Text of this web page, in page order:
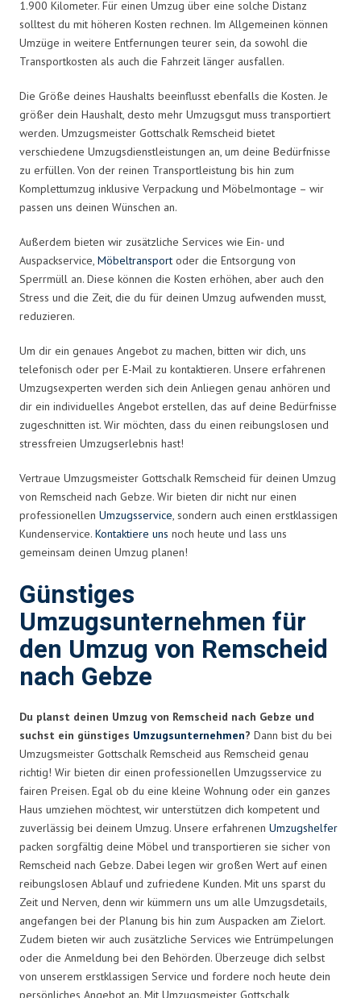
1.900 Kilometer. Für einen Umzug über eine solche Distanz
solltest du mit höheren Kosten rechnen. Im Allgemeinen können
Umzüge in weitere Entfernungen teurer sein, da sowohl die
Transportkosten als auch die Fahrzeit länger ausfallen.
Die Größe deines Haushalts beeinflusst ebenfalls die Kosten. Je
größer dein Haushalt, desto mehr Umzugsgut muss transportiert
werden. Umzugsmeister Gottschalk Remscheid bietet
verschiedene Umzugsdienstleistungen an, um deine Bedürfnisse
zu erfüllen. Von der reinen Transportleistung bis hin zum
Komplettumzug inklusive Verpackung und Möbelmontage – wir
passen uns deinen Wünschen an.
Außerdem bieten wir zusätzliche Services wie Ein- und
Auspackservice, Möbeltransport oder die Entsorgung von
Sperrmüll an. Diese können die Kosten erhöhen, aber auch den
Stress und die Zeit, die du für deinen Umzug aufwenden musst,
reduzieren.
Um dir ein genaues Angebot zu machen, bitten wir dich, uns
telefonisch oder per E-Mail zu kontaktieren. Unsere erfahrenen
Umzugsexperten werden sich dein Anliegen genau anhören und
dir ein individuelles Angebot erstellen, das auf deine Bedürfnisse
zugeschnitten ist. Wir möchten, dass du einen reibungslosen und
stressfreien Umzugserlebnis hast!
Vertraue Umzugsmeister Gottschalk Remscheid für deinen Umzug
von Remscheid nach Gebze. Wir bieten dir nicht nur einen
professionellen Umzugsservice, sondern auch einen erstklassigen
Kundenservice. Kontaktiere uns noch heute und lass uns
gemeinsam deinen Umzug planen!
Günstiges
Umzugsunternehmen für
den Umzug von Remscheid
nach Gebze
Du planst deinen Umzug von Remscheid nach Gebze und
suchst ein günstiges Umzugsunternehmen? Dann bist du bei
Umzugsmeister Gottschalk Remscheid aus Remscheid genau
richtig! Wir bieten dir einen professionellen Umzugsservice zu
fairen Preisen. Egal ob du eine kleine Wohnung oder ein ganzes
Haus umziehen möchtest, wir unterstützen dich kompetent und
zuverlässig bei deinem Umzug. Unsere erfahrenen Umzugshelfer
packen sorgfältig deine Möbel und transportieren sie sicher von
Remscheid nach Gebze. Dabei legen wir großen Wert auf einen
reibungslosen Ablauf und zufriedene Kunden. Mit uns sparst du
Zeit und Nerven, denn wir kümmern uns um alle Umzugsdetails,
angefangen bei der Planung bis hin zum Auspacken am Zielort.
Zudem bieten wir auch zusätzliche Services wie Entrümpelungen
oder die Anmeldung bei den Behörden. Überzeuge dich selbst
von unserem erstklassigen Service und fordere noch heute dein
persönliches Angebot an. Mit Umzugsmeister Gottschalk